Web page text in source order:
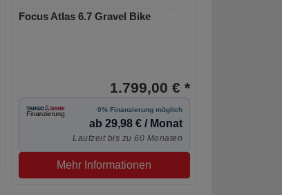
Focus Atlas 6.7 Gravel Bike
1.799,00 € *
0% Finanzierung möglich
ab 29,98 € / Monat
Laufzeit bis zu 60 Monaten
Mehr Informationen